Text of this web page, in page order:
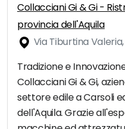
Collacciani Gi & Gi -
provincia dell'Aquila
Via Tiburtina
Tradizione e
Collacciani Gi & Gi,
settore edile a Carsoli
dell'Aquila. Grazie